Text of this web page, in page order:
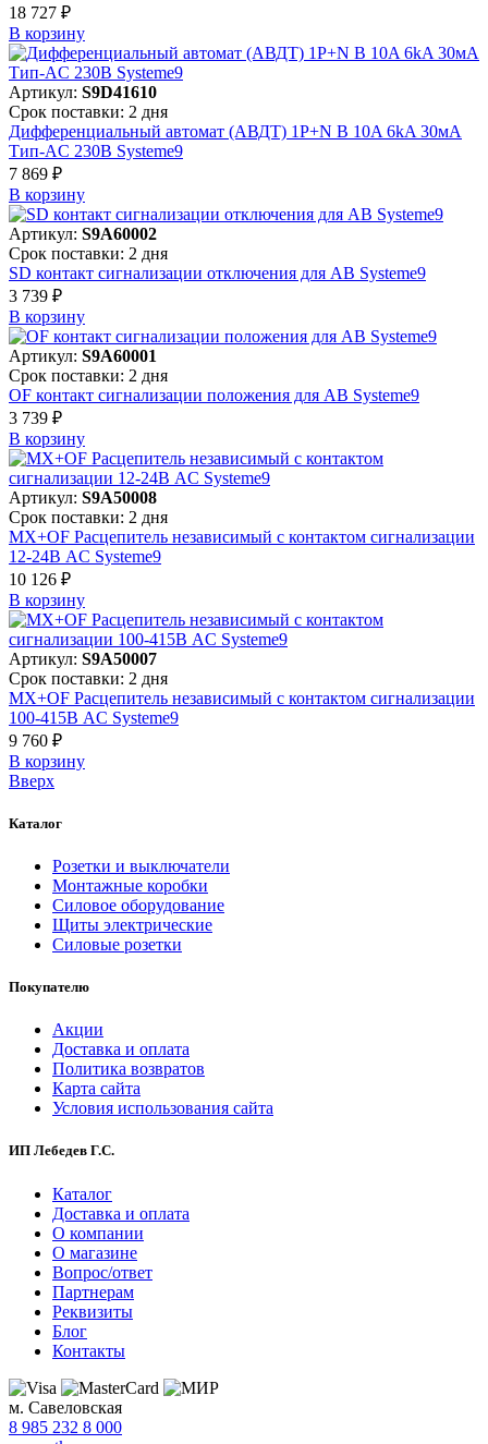
18 727 ₽
В корзинy
Артикул: S9D41610
Срок поставки: 2 дня
Дифференциальный автомат (АВДТ) 1P+N B 10A 6kA 30мА
Тип-AC 230В Systeme9
7 869 ₽
В корзинy
Артикул: S9A60002
Срок поставки: 2 дня
SD контакт сигнализации отключения для АВ Systeme9
3 739 ₽
В корзинy
Артикул: S9A60001
Срок поставки: 2 дня
OF контакт сигнализации положения для АВ Systeme9
3 739 ₽
В корзинy
Артикул: S9A50008
Срок поставки: 2 дня
MX+OF Расцепитель независимый с контактом сигнализации
12-24В AC Systeme9
10 126 ₽
В корзинy
Артикул: S9A50007
Срок поставки: 2 дня
MX+OF Расцепитель независимый с контактом сигнализации
100-415В AC Systeme9
9 760 ₽
В корзинy
Вверх
Каталог
Розетки и выключатели
Монтажные коробки
Силовое оборудование
Щиты электрические
Силовые розетки
Покупателю
Акции
Доставка и оплата
Политика возвратов
Карта сайта
Условия использования сайта
ИП Лебедев Г.С.
Каталог
Доставка и оплата
О компании
О магазине
Вопрос/ответ
Партнерам
Реквизиты
Блог
Контакты
м. Савеловская
8 985 232 8 000